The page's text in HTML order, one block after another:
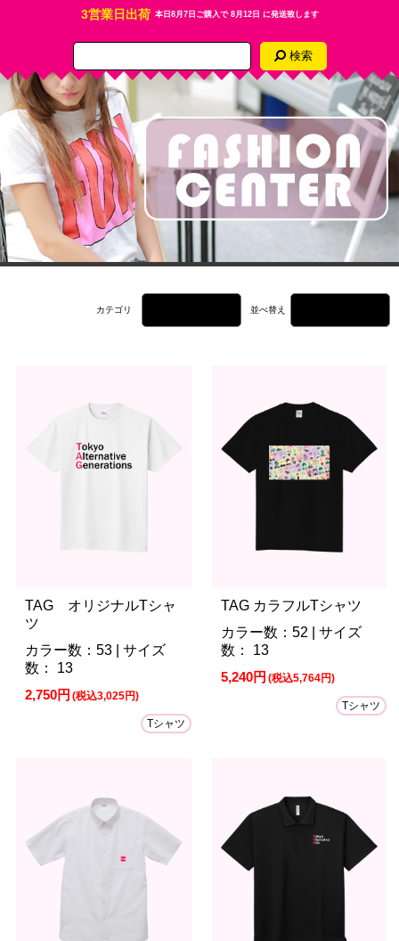
3営業日出荷 本日 8月7日 ご購入で8月12日 に発送致します
検索
カテゴリ 並べ替え
TAG オリジナルTシャ
ツ
カラー数：53 | サイズ
数： 13
2,750円 (税込3,025円)
Tシャツ
TAG カラフルTシャツ
カラー数：52 | サイズ
数： 13
5,240円 (税込5,764円)
Tシャツ